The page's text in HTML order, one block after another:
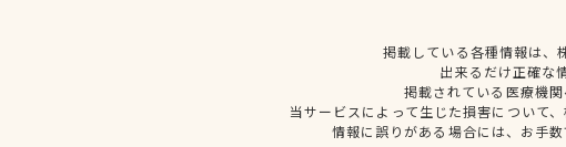
掲載している各種情報は、
出来るだけ正確な
掲載されている医療機
当サービスによって生じた損害について
情報に誤りがある場合には、お手